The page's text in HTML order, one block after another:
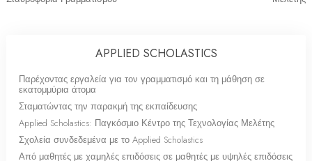
APPLIED SCHOLASTICS
Παρέχοντας εργαλεία για τον γραμματισμό και τη μάθηση σε
εκατομμύρια άτομα
Σταματώντας την παρακμή της εκπαίδευσης
Applied Scholastics: Παγκόσμιο Κέντρο της Τεχνολογίας Μελέτης
Σχολεία συνδεδεμένα με το Applied Scholastics
Από μαθητές με χαμηλές επιδόσεις σε μαθητές με υψηλές επιδόσεις